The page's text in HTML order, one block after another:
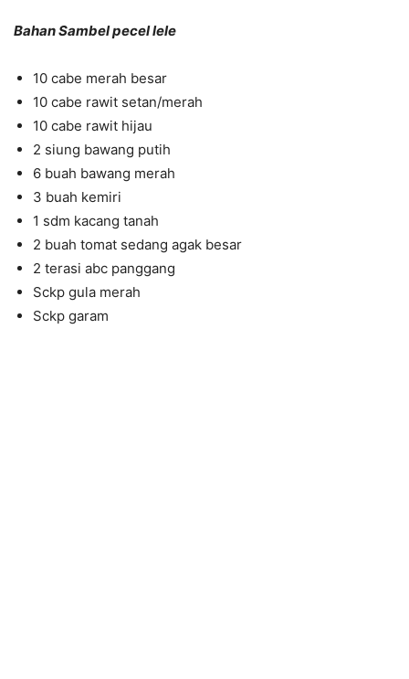
Bahan Sambel pecel lele
10 cabe merah besar
10 cabe rawit setan/merah
10 cabe rawit hijau
2 siung bawang putih
6 buah bawang merah
3 buah kemiri
1 sdm kacang tanah
2 buah tomat sedang agak besar
2 terasi abc panggang
Sckp gula merah
Sckp garam